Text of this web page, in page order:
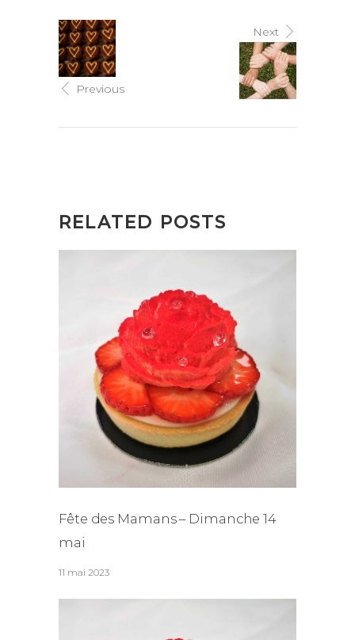
Previous
Next
RELATED POSTS
Fête des Mamans – Dimanche 14
mai
11 mai 2023